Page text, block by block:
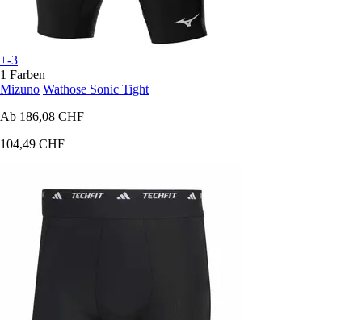
+-3
1 Farben
Mizuno Wathose Sonic Tight
Ab 186,08 CHF
104,49 CHF